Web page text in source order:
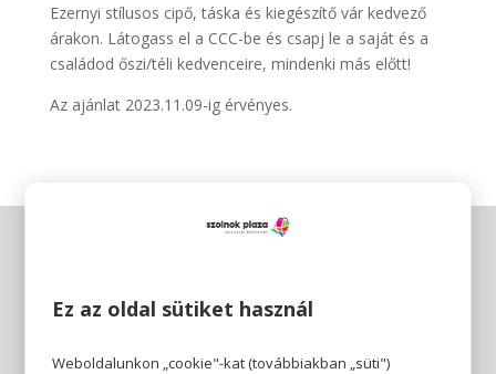
Ezernyi stílusos cipő, táska és kiegészítő vár kedvező
árakon. Látogass el a CCC-be és csapj le a saját és a
családod őszi/téli kedvenceire, mindenki más előtt!
Az ajánlat 2023.11.09-ig érvényes.
Ez az oldal sütiket használ
Weboldalunkon „cookie"-kat (továbbiakban „süti")